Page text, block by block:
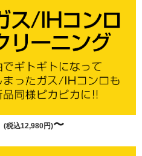
(税込12,980円)〜